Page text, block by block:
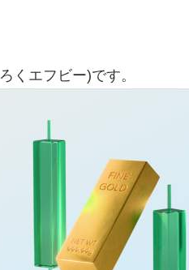
くエフビー)です。